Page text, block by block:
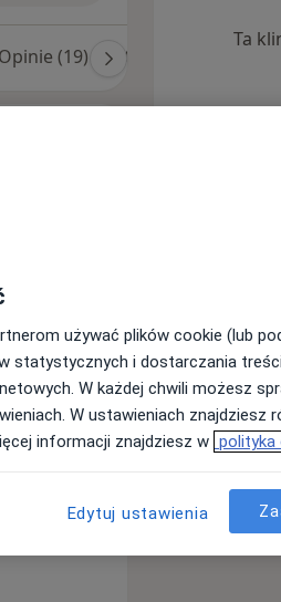
Opinie (19) Odpowiedzi na
moich
jest to
Ta
używać plików cookie (lub
statystycznych i dostarczania
W każdej chwili możesz
W ustawieniach znajdziesz
informacji znajdziesz w polityka
Edytuj ustawienia